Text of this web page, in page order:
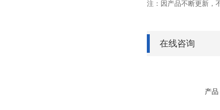
注：因产品不断更新，
在线咨询
产品